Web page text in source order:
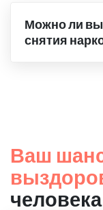
Можно ли
снятия
Ваш
человека